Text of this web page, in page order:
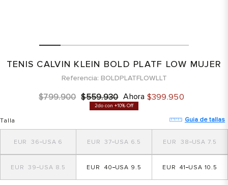
TENIS CALVIN KLEIN BOLD PLATF LOW MUJER
Referencia BOLDPLATFLOWLLT
$799.900 $559.930 Ahora $399.950
2do con +10% Off
Talla Guia de tallas
6
36 6.5
37 7.5
38
8.5
39 9.5
40 10.5
41